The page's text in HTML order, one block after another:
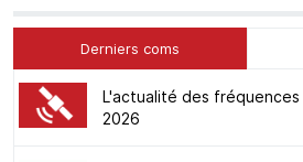
Derniers coms
L'actualité des
2026